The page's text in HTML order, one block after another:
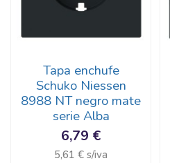
Tapa enchufe
Schuko Niessen
8988 NT negro mate
serie Alba
6,79 €
5,61 € s/iva